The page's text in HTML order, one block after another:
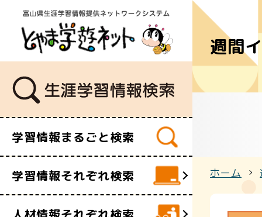
学習情報まるごと検索
学習情報それぞれ検索
学習講座
講師・指
ボランテ
週間
ホーム